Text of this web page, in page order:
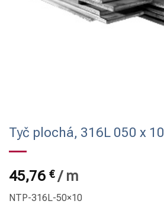
Tyč plochá, 316L 050 x 10
45,76 €/ m
NTP-316L-50×10